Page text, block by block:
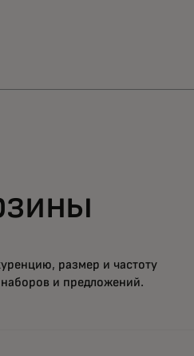
размер и частоту
и предложений.